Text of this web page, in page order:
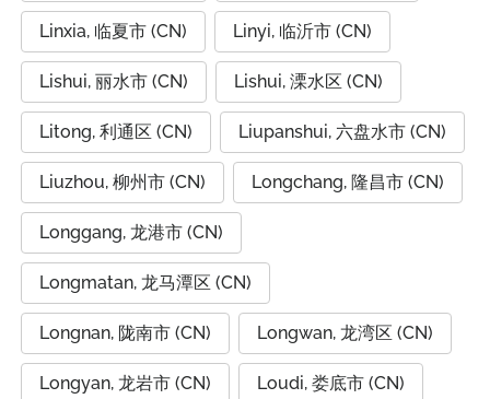
Linxia, 临夏市 (CN) Linyi, 临沂市 (CN)
Lishui, 丽水市 (CN) Lishui, 溧水区 (CN)
Litong, 利通区 (CN) Liupanshui, 六盘水市 (CN)
Liuzhou, 柳州市 (CN) Longchang, 隆昌市 (CN)
Longgang, 龙港市 (CN)
Longmatan, 龙马潭区 (CN)
Longnan, 陇南市 (CN) Longwan, 龙湾区 (CN)
Longyan, 龙岩市 (CN) Loudi, 娄底市 (CN)